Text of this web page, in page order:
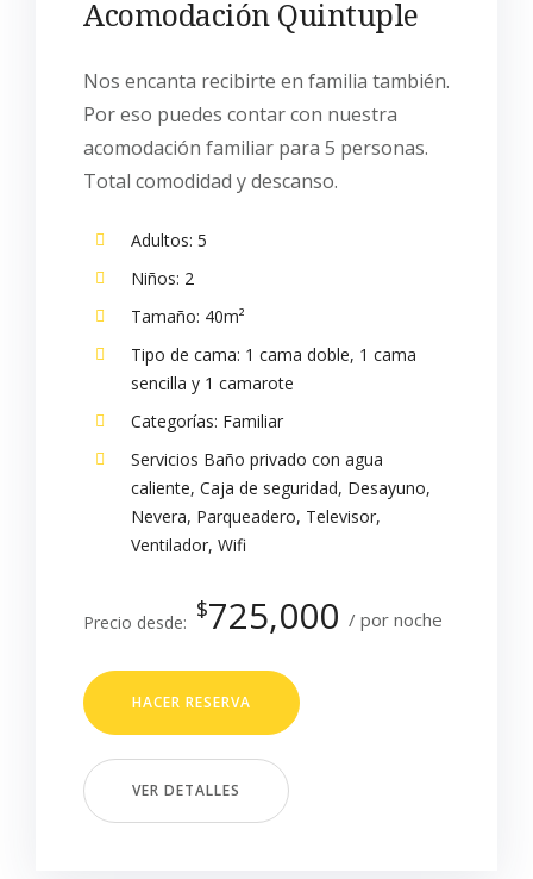
Acomodación Quintuple
Nos encanta recibirte en familia también.
Por eso puedes contar con nuestra
acomodación familiar para 5 personas.
Total comodidad y descanso.
Adultos: 5
Niños: 2
Tamaño: 40m²
Tipo de cama: 1 cama doble, 1 cama
sencilla y 1 camarote
Categorías: Familiar
Servicios Baño privado con agua
caliente, Caja de seguridad, Desayuno,
Nevera, Parqueadero, Televisor,
Ventilador, Wifi
Precio desde: $725,000 por noche
HACER RESERVA
VER DETALLES